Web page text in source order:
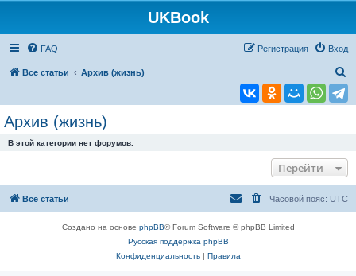
UKBook
FAQ Вход
Регистрация
Все статьи Архив (жизнь)
Архив (жизнь)
В этой категории нет форумов.
Перейти
Все статьи Часовой пояс: UTC
Создано на основе phpBB® Forum Software © phpBB Limited
Русская поддержка phpBB
Конфиденциальность| Правила